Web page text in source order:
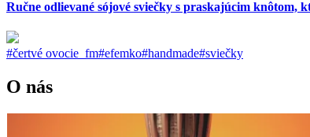
Ručne odlievané sójové sviečky s praskajúcim knôtom,
#čertvé ovocie_fm#efemko#handmade#sviečky
O nás